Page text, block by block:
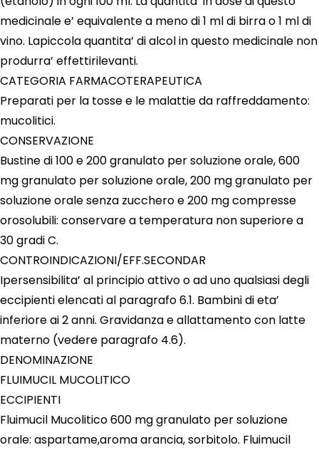
medicinale e’ equivalente a meno di 1 ml di birra o 1 ml di
vino. Lapiccola quantita’ di alcol in questo medicinale non
produrra’ effettirilevanti.
CATEGORIA FARMACOTERAPEUTICA
Preparati per la tosse e le malattie da raffreddamento:
mucolitici.
CONSERVAZIONE
Bustine di 100 e 200 granulato per soluzione orale, 600
mg granulato per soluzione orale, 200 mg granulato per
soluzione orale senza zucchero e 200 mg compresse
orosolubili: conservare a temperatura non superiore a
30 gradi C.
CONTROINDICAZIONI/EFF.SECONDAR
Ipersensibilita’ al principio attivo o ad uno qualsiasi degli
eccipienti elencati al paragrafo 6.1. Bambini di eta’
inferiore ai 2 anni. Gravidanza e allattamento con latte
materno (vedere paragrafo 4.6).
DENOMINAZIONE
FLUIMUCIL MUCOLITICO
ECCIPIENTI
Fluimucil Mucolitico 600 mg granulato per soluzione
orale: aspartame,aroma arancia, sorbitolo. Fluimucil